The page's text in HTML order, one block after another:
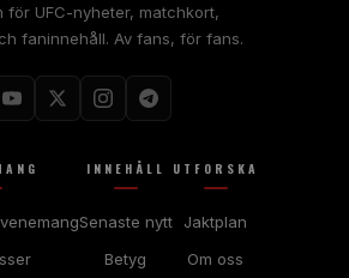
för UFC-nyheter, matchkort,
faninnehåll. Av fans, för fans.
INNEHÅLL
Senaste nytt
Betyg
UTFORSKA
Jaktplan
Om oss